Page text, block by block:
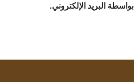
البريد الإلكتروني.